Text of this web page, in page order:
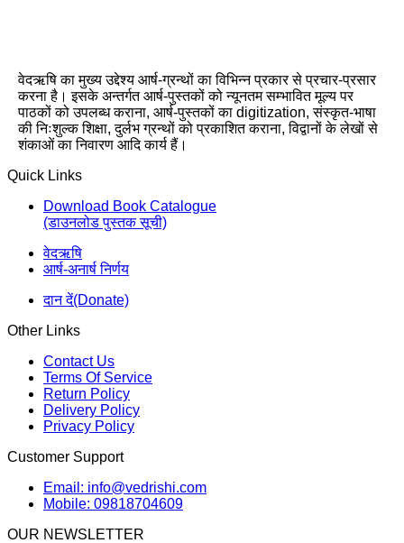
वेदऋषि का मुख्य उद्देश्य आर्ष-ग्रन्थों का विभिन्न प्रकार से प्रचार-प्रसार
करना है। इसके अन्तर्गत आर्ष-पुस्तकों को न्यूनतम सम्भावित मूल्य पर
पाठकों को उपलब्ध कराना, आर्ष-पुस्तकों का digitization, संस्कृत-भाषा
की निःशुल्क शिक्षा, दुर्लभ ग्रन्थों को प्रकाशित कराना, विद्वानों के लेखों से
शंकाओं का निवारण आदि कार्य हैं।
Quick Links
Download Book Catalogue
(डाउनलोड पुस्तक सूची)
वेदऋषि
आर्ष-अनार्ष निर्णय
दान दें(Donate)
Other Links
Contact Us
Terms Of Service
Return Policy
Delivery Policy
Privacy Policy
Customer Support
Email: info@vedrishi.com
Mobile: 09818704609
OUR NEWSLETTER